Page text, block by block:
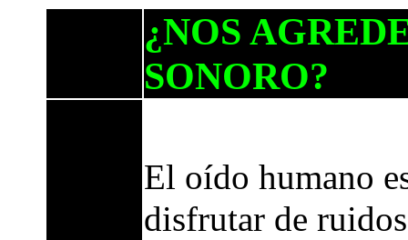
¿NOS
SONORO?
El oído humano
disfrutar de